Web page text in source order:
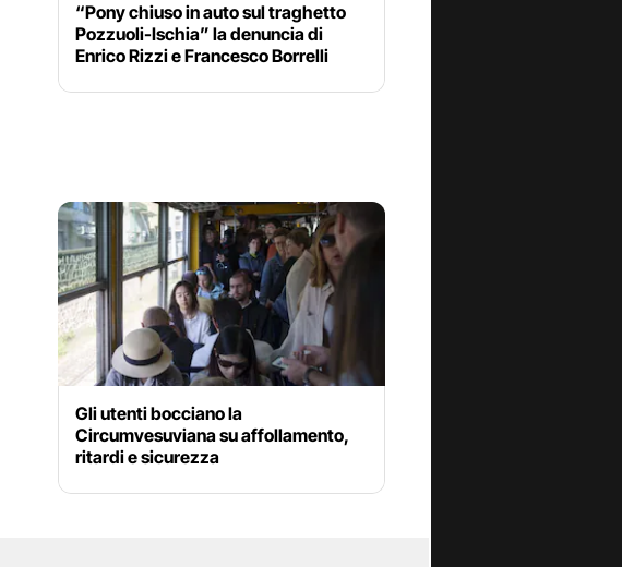
“Pony chiuso in auto sul traghetto
Pozzuoli-Ischia” la denuncia di
Enrico Rizzi e Francesco Borrelli
Gli utenti bocciano la
Circumvesuviana su affollamento,
ritardi e sicurezza